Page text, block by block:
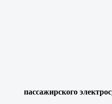
пассажирского